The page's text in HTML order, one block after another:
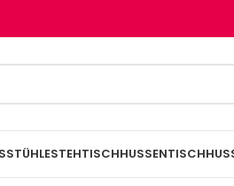
STEHTISCHHUSSEN